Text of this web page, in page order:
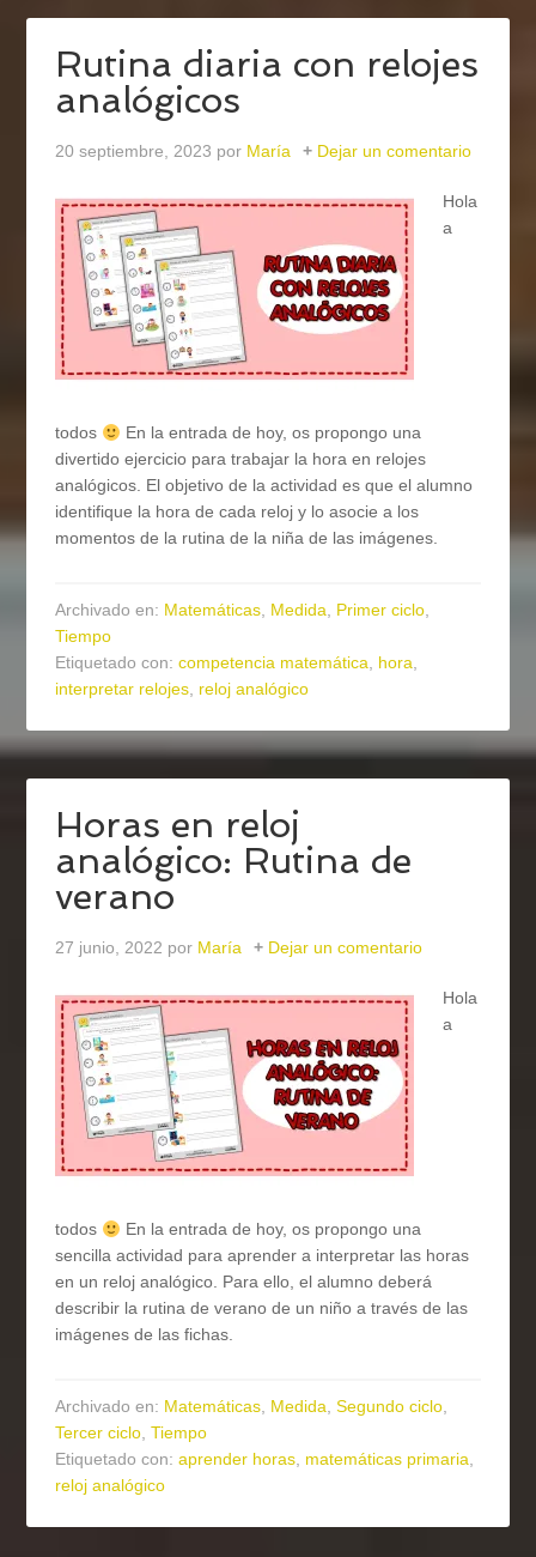
Rutina diaria con relojes
analógicos
20 septiembre, 2023 por María Dejar un comentario
Hola
a
todos
En la entrada de hoy, os propongo una
divertido ejercicio para trabajar la hora en relojes
analógicos. El objetivo de la actividad es que el alumno
identifique la hora de cada reloj y lo asocie a los
momentos de la rutina de la niña de las imágenes.
Archivado en: Matemáticas, Medida, Primer ciclo,
Tiempo
Etiquetado con:competencia matemática, hora,
interpretar relojes, reloj analógico
Horas en reloj
analógico: Rutina de
verano
27 junio, 2022 por María Dejar un comentario
Hola
a
todos
En la entrada de hoy, os propongo una
sencilla actividad para aprender a interpretar las horas
en un reloj analógico. Para ello, el alumno deberá
describir la rutina de verano de un niño a través de las
imágenes de las fichas.
Archivado en: Matemáticas, Medida,Segundo ciclo,
Tercer ciclo,Tiempo
Etiquetado con:aprender horas, matemáticas primaria,
reloj analógico